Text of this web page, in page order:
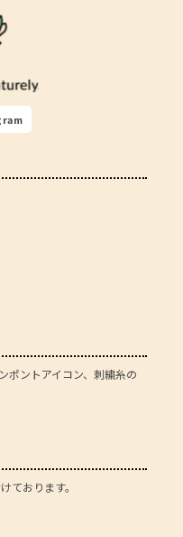
ポントアイコン、刺繍糸の
ております。